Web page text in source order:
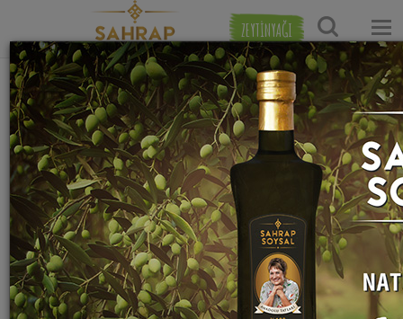
ZEYTİNYAĞI
Ana Sayfa Çorba Tarifleri Yöresel Çorba Tarifleri